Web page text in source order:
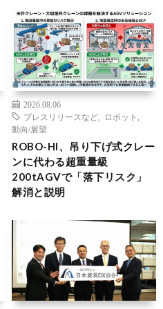
2026.08.06
プレスリリースなど
ロボット
動向/展望
ROBO-HI、吊り下げ式クレー
ンに代わる超重量級
200tAGVで「落下リスク」
解消と説明